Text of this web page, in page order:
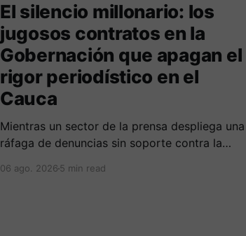
El silencio millonario: los
jugosos contratos en la
Gobernación que apagan el
rigor periodístico en el
Cauca
Mientras un sector de la prensa despliega una
ráfaga de denuncias sin soporte contra la
documentos oficiales revelan acuerdos por 140
06 ago. 20265 min read